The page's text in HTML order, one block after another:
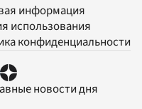
информация
использования
конфиденциальности
новости дня